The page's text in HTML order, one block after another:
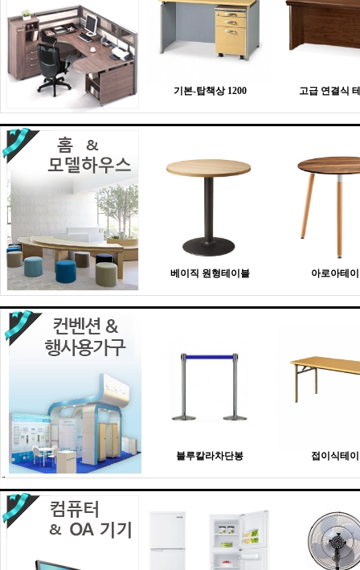
기본-탑책상 1200 고급 연결식
베이직 원형테이블 아로아테
블루칼라차단봉 접이식테